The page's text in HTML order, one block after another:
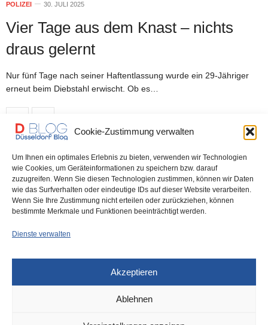
Cookie-Zustimmung verwalten
Um Ihnen ein optimales Erlebnis zu bieten, verwenden wir Technologien
wie Cookies, um Geräteinformationen zu speichern bzw. darauf
zuzugreifen. Wenn Sie diesen Technologien zustimmen, können wir Daten
wie das Surfverhalten oder eindeutige IDs auf dieser Website verarbeiten.
Wenn Sie Ihre Zustimmung nicht erteilen oder zurückziehen, können
bestimmte Merkmale und Funktionen beeinträchtigt werden.
Dienste verwalten
Akzeptieren
Ablehnen
POLIZEI 30. JULI 2025
Vier Tage aus dem Knast – nichts
draus gelernt
Nur fünf Tage nach seiner Haftentlassung wurde ein 29-Jähriger
erneut beim Diebstahl erwischt. Ob es…
DÜSSELDORF 17. OKTOBER 2022
Birkenstraße in Flingern: Automarder
auf frischer Tat gestellt
Seit letztem Samstag befindet sich ein 25-jähriger Beschuldiger in